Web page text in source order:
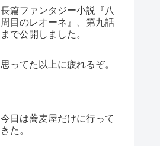
長篇ファンタジー小説『八
周目のレオーネ』、第九話
まで公開しました。
思ってた以上に疲れるぞ。
今日は蕎麦屋だけに行って
きた。